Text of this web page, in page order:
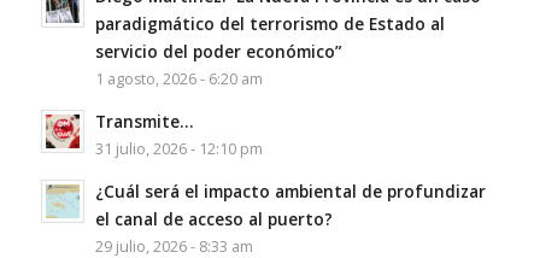
paradigmático del terrorismo de Estado al
servicio del poder económico”
1 agosto, 2026 - 6:20 am
Transmite…
31 julio, 2026 - 12:10 pm
¿Cuál será el impacto ambiental de profundizar
el canal de acceso al puerto?
29 julio, 2026 - 8:33 am